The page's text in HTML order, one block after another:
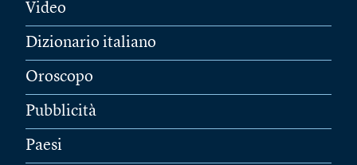
Video
Dizionario italiano
Oroscopo
Pubblicità
Paesi